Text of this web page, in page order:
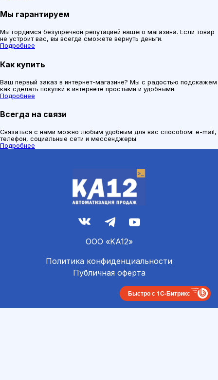
Мы гарантируем
Мы гордимся безупречной репутацией нашего магазина. Если товар
не устроит вас, вы всегда сможете вернуть деньги.
Подробнее
Как купить
Ваш первый заказ в интернет-магазине? Мы с радостью подскажем
как сделать покупки в интернете простыми и удобными.
Подробнее
Всегда на связи
Связаться с нами можно любым удобным для вас способом: e-mail,
телефон, социальные сети и мессенджеры.
Подробнее
ООО «KA12»
Политика конфиденциальности
Публичная оферта
Быстро с 1С-Битрикс